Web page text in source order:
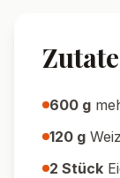
600 g
120 g
2 Stück